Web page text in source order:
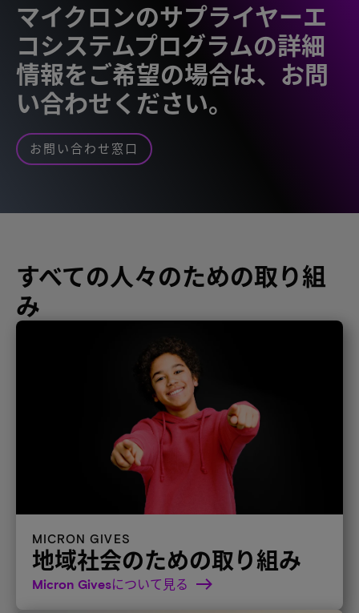
マイクロンのサプライヤーエ
コシステムプログラムの詳細
情報をご希望の場合は、お問
い合わせください。
お問い合わせ窓口
すべての人々のための取り組
み
MICRON GIVES
地域社会のための取り組み
Micron Givesについて見る